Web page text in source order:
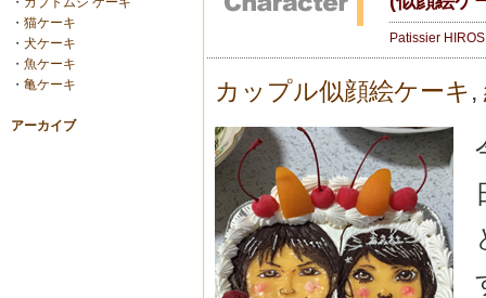
・ 猫ケーキ
・ 犬ケーキ
・ 魚ケーキ
・ 亀ケーキ
アーカイブ
Patissier
カップル似顔絵ケーキ ,